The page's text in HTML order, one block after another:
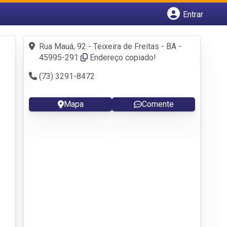
Entrar
Fazer login
Criar conta
Rua Mauá, 92 - Teixeira de Freitas - BA -
45995-291
Endereço copiado!
(73) 3291-8472
Mapa Comente